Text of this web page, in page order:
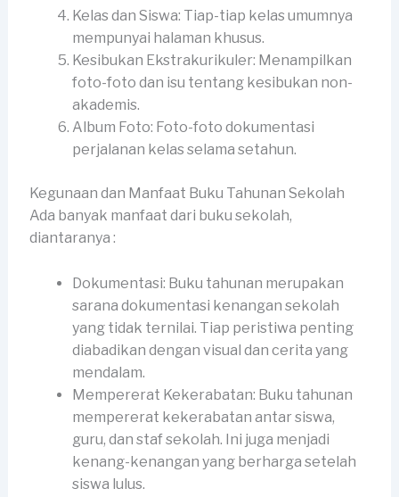
Kelas dan Siswa: Tiap-tiap kelas umumnya
mempunyai halaman khusus.
Kesibukan Ekstrakurikuler: Menampilkan
foto-foto dan isu tentang kesibukan non-
akademis.
Album Foto: Foto-foto dokumentasi
perjalanan kelas selama setahun.
Kegunaan dan Manfaat Buku Tahunan Sekolah
Ada banyak manfaat dari buku sekolah,
diantaranya :
Dokumentasi: Buku tahunan merupakan
sarana dokumentasi kenangan sekolah
yang tidak ternilai. Tiap peristiwa penting
diabadikan dengan visual dan cerita yang
mendalam.
Mempererat Kekerabatan: Buku tahunan
mempererat kekerabatan antar siswa,
guru, dan staf sekolah. Ini juga menjadi
kenang-kenangan yang berharga setelah
siswa lulus.